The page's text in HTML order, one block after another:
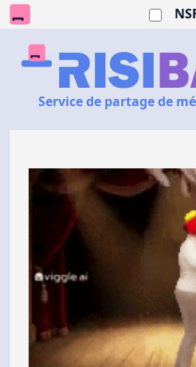
Service de partage de